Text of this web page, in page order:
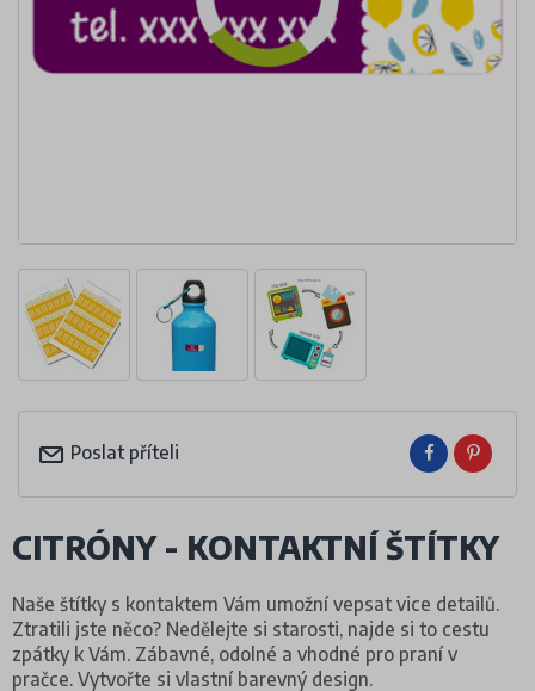
Poslat příteli
CITRÓNY - KONTAKTNÍ ŠTÍTKY
Naše štítky s kontaktem Vám umožní vepsat vice detailů.
Ztratili jste něco? Nedělejte si starosti, najde si to cestu
zpátky k Vám. Zábavné, odolné a vhodné pro praní v
pračce. Vytvořte si vlastní barevný design.